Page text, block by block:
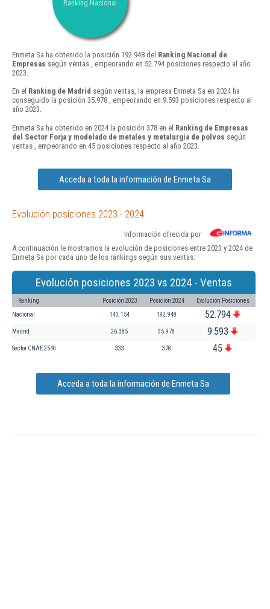
Ranking Nacional
Enmeta Sa ha obtenido la posición 192.948 del Ranking Nacional de
Empresas según ventas , empeorando en 52.794 posiciones respecto al año
2023.
En el Ranking de Madrid según ventas, la empresa Enmeta Sa en 2024 ha
conseguido la posición 35.978 , empeorando en 9.593 posiciones respecto al
año 2023.
Enmeta Sa ha obtenido en 2024 la posición 378 en el Ranking de Empresas
del Sector Forja y modelado de metales y metalurgia de polvos según
ventas , empeorando en 45 posiciones respecto al año 2023.
Acceda a toda la información de Enmeta Sa
Evolución posiciones 2023 - 2024
Información ofrecida por
A continuación le mostramos la evolución de posiciones entre 2023 y 2024 de
Enmeta Sa por cada uno de los rankings según sus ventas:
Evolución posiciones 2023 vs 2024 - Ventas
Ranking Posición 2023 Posición 2024 Evolución Posiciones
Nacional 140.154 192.948 52.794
Madrid 26.385 35.978 9.593
Sector CNAE 2540 333 378 45
Acceda a toda la información de Enmeta Sa